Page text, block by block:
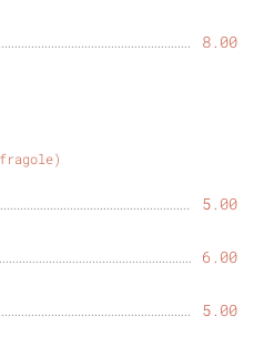
8.00
5.00
6.00
5.00